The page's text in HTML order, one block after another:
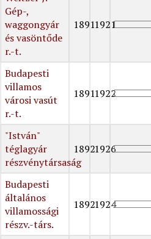
Gép-,
waggongyár
és vasöntőde
r.-t.
18911921
Budapesti
villamos
városi vasút
r.-t.
18911922
"István"
téglagyár
részvénytársaság
18921926
Budapesti
általános
villamossági
részv.-társ.
18921924